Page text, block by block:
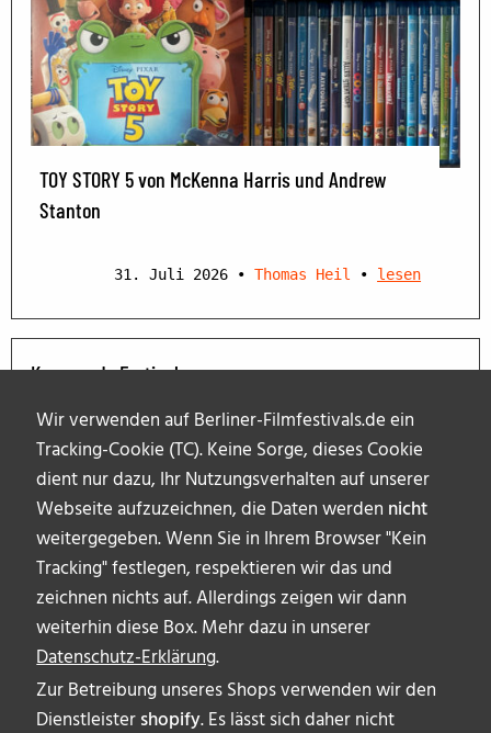
Wir verwenden auf Berliner-Filmfestivals.de ein
Tracking-Cookie (TC). Keine Sorge, dieses Cookie
dient nur dazu, Ihr Nutzungsverhalten auf unserer
Webseite aufzuzeichnen, die Daten werden nicht
weitergegeben. Wenn Sie in Ihrem Browser "Kein
Tracking" festlegen, respektieren wir das und
zeichnen nichts auf. Allerdings zeigen wir dann
weiterhin diese Box. Mehr dazu in unserer
Datenschutz-Erklärung.
Zur Betreibung unseres Shops verwenden wir den
Dienstleistershopify. Es lässt sich daher nicht
TOY STORY 5 von McKenna Harris und Andrew
Stanton
31. Juli 2026 • Thomas Heil • lesen
Kommende Festivals